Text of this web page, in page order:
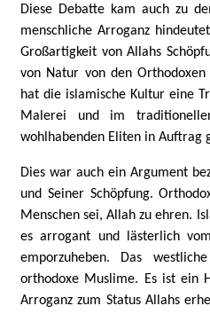
Diese Debatte kam auch zu
menschliche Arroganz
Großartigkeit von Allahs
von Natur von den Orthodoxen
hat die islamische Kultur eine
Malerei und im
wohlhabenden Eliten in Auftrag
Dies war auch ein Argument
und Seiner Schöpfung.
Menschen sei, Allah zu ehren.
es arrogant und lästerlich
emporzuheben. Das
orthodoxe Muslime. Es ist ein
Arroganz zum Status Allahs